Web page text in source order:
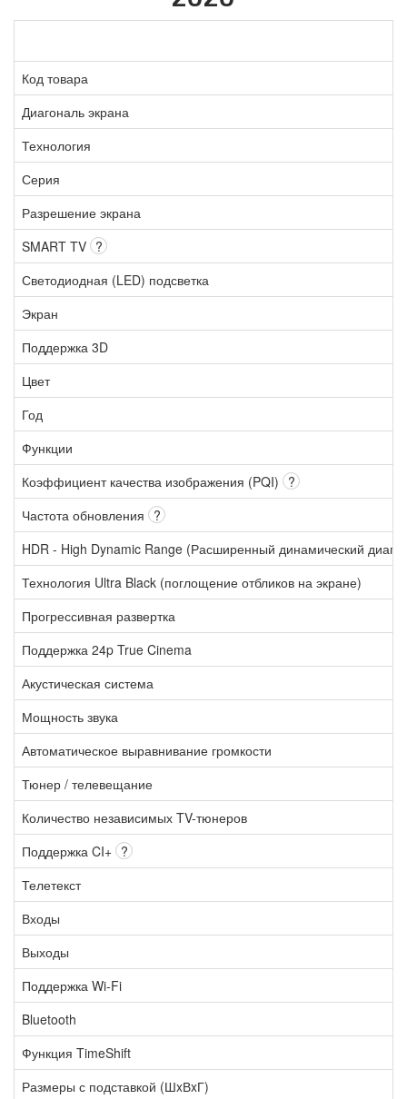
Код товара
Диагональ экрана
Технология
Серия
Разрешение экрана
SMART TV ?
Светодиодная (LED) подсветка
Экран
Поддержка 3D
Цвет
Год
Функции
Коэффициент качества изображения (PQI) ?
Частота обновления ?
HDR - High Dynamic Range (Расширенный динамический
Технология Ultra Black (поглощение отбликов на экране)
Прогрессивная развертка
Поддержка 24p True Cinema
Акустическая система
Мощность звука
Автоматическое выравнивание громкости
Тюнер / телевещание
Количество независимых TV-тюнеров
Поддержка CI+ ?
Телетекст
Входы
Выходы
Поддержка Wi-Fi
Bluetooth
Функция TimeShift
Размеры с подставкой (ШxВxГ)